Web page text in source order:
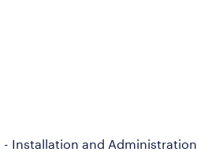
- Installation and Administration